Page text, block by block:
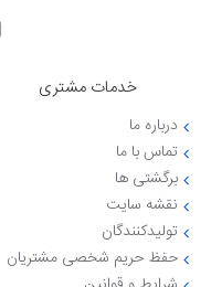
خدمات مشتری
درباره ما
تماس با ما
برگشتی ها
نقشه سایت
تولیدکنندگان
حفظ حریم شخصی مشتریان